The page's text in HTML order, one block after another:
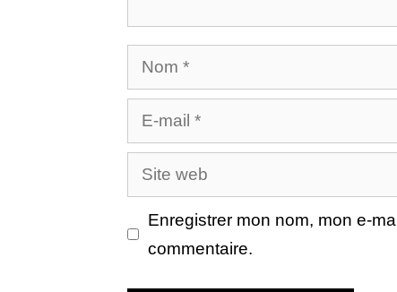
Nom
E-
mail
Site
web
Enregistrer mon nom, mon e-
commentaire.